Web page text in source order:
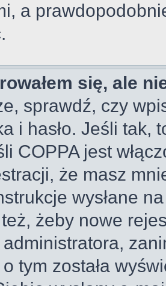
a
się, ale
sprawdź, czy
i hasło. Jeśli tak,
COPPA jest
że masz
wysłane
żeby nowe
tym została